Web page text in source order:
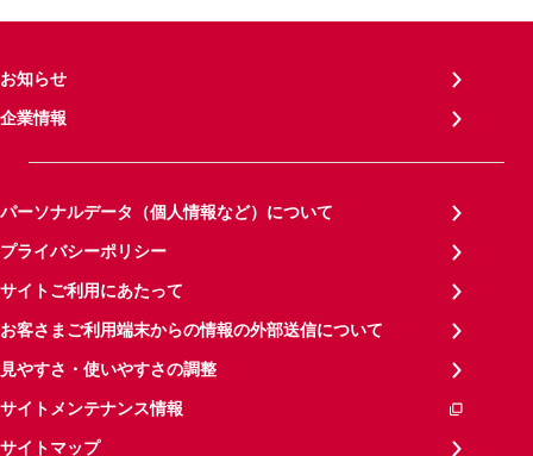
お知らせ
企業情報
パーソナルデータ（個人情報など）について
プライバシーポリシー
サイトご利用にあたって
お客さまご利用端末からの情報の外部送信について
見やすさ・使いやすさの調整
サイトメンテナンス情報
サイトマップ